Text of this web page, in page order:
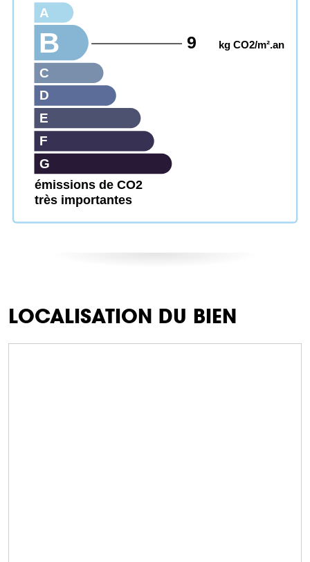
émissions de CO2
très importantes
G
F
E
D
C
B 9 kg CO2/m².an
A
LOCALISATION DU BIEN